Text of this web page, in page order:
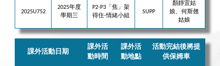
2025U752
2025年度
學期三
P2-P3「焦」架
得住-情緒小組
SUPP
顏靜宜姑
娘、何斯翹
姑娘
課外活動日期
課外活
動時間
課外活
動地點
活動完結後將提
供保姆車